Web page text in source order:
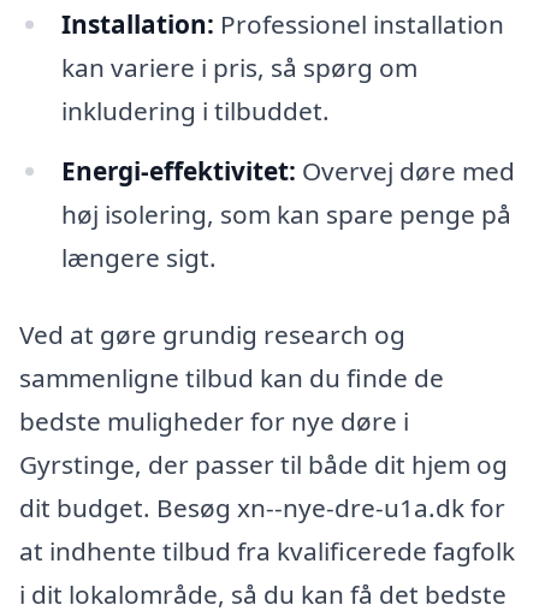
Installation: Professionel installation
kan variere i pris, så spørg om
inkludering i tilbuddet.
Energi-effektivitet: Overvej døre med
høj isolering, som kan spare penge på
længere sigt.
Ved at gøre grundig research og
sammenligne tilbud kan du finde de
bedste muligheder for nye døre i
Gyrstinge, der passer til både dit hjem og
dit budget. Besøg xn--nye-dre-u1a.dk for
at indhente tilbud fra kvalificerede fagfolk
i dit lokalområde, så du kan få det bedste